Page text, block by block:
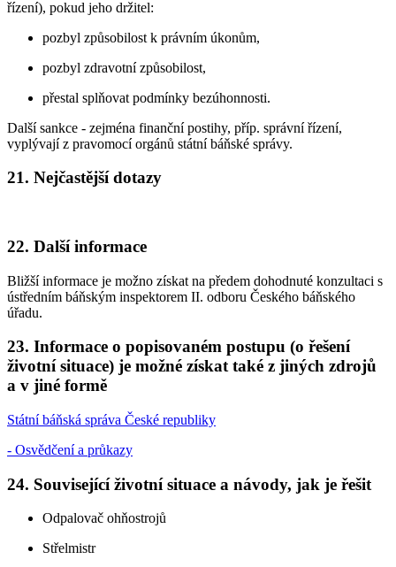
řízení), pokud jeho držitel:
pozbyl způsobilost k právním úkonům,
pozbyl zdravotní způsobilost,
přestal splňovat podmínky bezúhonnosti.
Další sankce - zejména finanční postihy, příp. správní řízení,
vyplývají z pravomocí orgánů státní báňské správy.
21. Nejčastější dotazy
22. Další informace
Bližší informace je možno získat na předem dohodnuté konzultaci s
ústředním báňským inspektorem II. odboru Českého báňského
úřadu.
23. Informace o popisovaném postupu (o řešení
životní situace) je možné získat také z jiných zdrojů
a v jiné formě
Státní báňská správa České republiky
- Osvědčení a průkazy
24. Související životní situace a návody, jak je řešit
Odpalovač ohňostrojů
Střelmistr